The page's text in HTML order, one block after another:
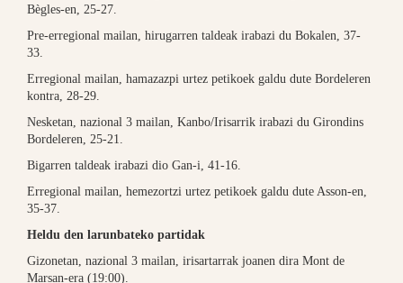
Bègles-en, 25-27.
Pre-erregional mailan, hirugarren taldeak irabazi du Bokalen, 37-
33.
Erregional mailan, hamazazpi urtez petikoek galdu dute Bordeleren
kontra, 28-29.
Nesketan, nazional 3 mailan, Kanbo/Irisarrik irabazi du Girondins
Bordeleren, 25-21.
Bigarren taldeak irabazi dio Gan-i, 41-16.
Erregional mailan, hemezortzi urtez petikoek galdu dute Asson-en,
35-37.
Heldu den larunbateko partidak
Gizonetan, nazional 3 mailan, irisartarrak joanen dira Mont de
Marsan-era (19:00).